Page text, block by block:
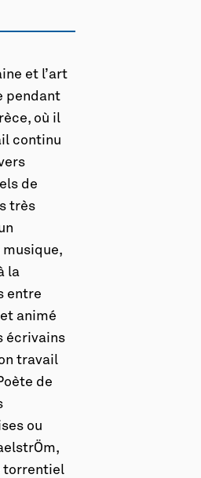
et l’art
pendant
où il
continu
de
très
la
entre
animé
écrivains
travail
de
ou
torrentiel